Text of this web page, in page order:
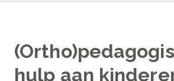
hulp aan